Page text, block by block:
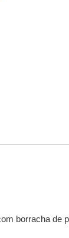
borracha de